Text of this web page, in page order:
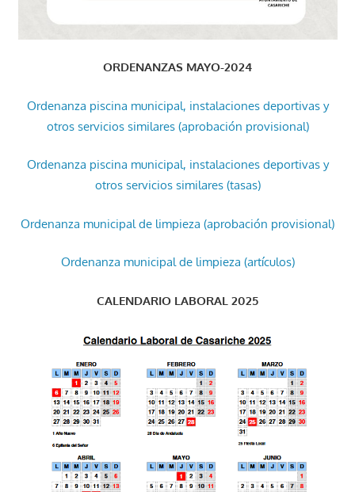
ORDENANZAS MAYO-2024
Ordenanza piscina municipal, instalaciones deportivas y
otros servicios similares (aprobación provisional)
Ordenanza piscina municipal, instalaciones deportivas y
otros servicios similares (tasas)
Ordenanza municipal de limpieza (aprobación provisional)
Ordenanza municipal de limpieza (artículos)
CALENDARIO LABORAL 2025